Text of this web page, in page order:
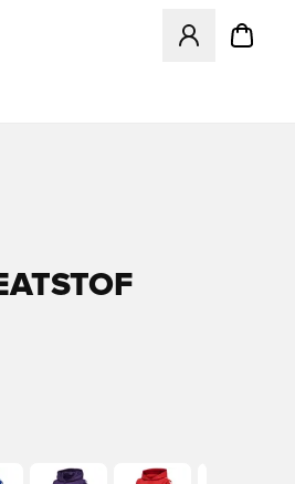
Åbner en